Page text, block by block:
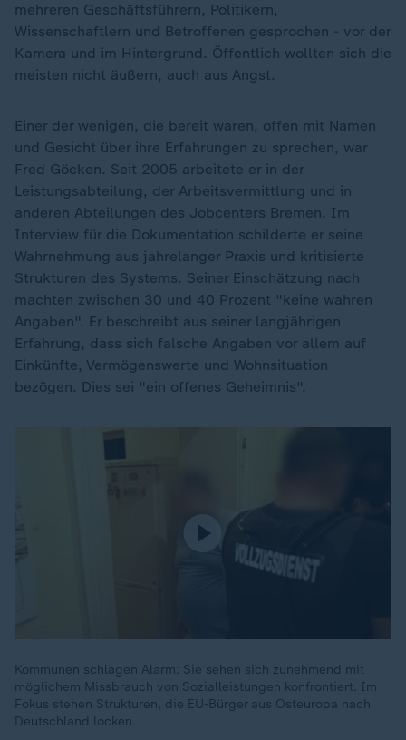
mehreren Geschäftsführern, Politikern,
Wissenschaftlern und Betroffenen gesprochen - vor der
Kamera und im Hintergrund. Öffentlich wollten sich die
meisten nicht äußern, auch aus Angst.
Einer der wenigen, die bereit waren, offen mit Namen
und Gesicht über ihre Erfahrungen zu sprechen, war
Fred Göcken. Seit 2005 arbeitete er in der
Leistungsabteilung, der Arbeitsvermittlung und in
anderen Abteilungen des Jobcenters Bremen. Im
Interview für die Dokumentation schilderte er seine
Wahrnehmung aus jahrelanger Praxis und kritisierte
Strukturen des Systems. Seiner Einschätzung nach
machten zwischen 30 und 40 Prozent "keine wahren
Angaben". Er beschreibt aus seiner langjährigen
Erfahrung, dass sich falsche Angaben vor allem auf
Einkünfte, Vermögenswerte und Wohnsituation
bezögen. Dies sei "ein offenes Geheimnis".
Kommunen schlagen Alarm: Sie sehen sich zunehmend mit
möglichem Missbrauch von Sozialleistungen konfrontiert. Im
Fokus stehen Strukturen, die EU-Bürger aus Osteuropa nach
Deutschland locken.